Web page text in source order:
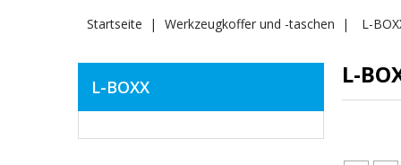
Startseite Werkzeugkoffer und -taschen L-
L-BOXX L-